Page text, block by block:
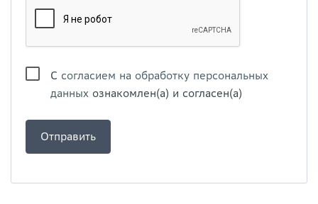
С согласием на обработку персональных
данных ознакомлен(а) и согласен(а)